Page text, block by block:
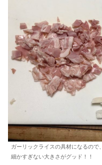
ガーリックライスの具材になるので、
細かすぎない大きさがグッド！！